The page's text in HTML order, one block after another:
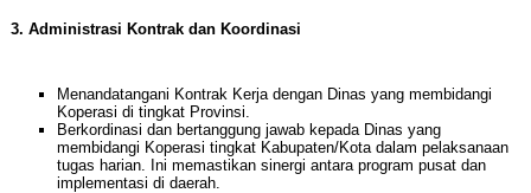
3. Administrasi Kontrak dan Koordinasi
Menandatangani Kontrak Kerja dengan Dinas yang membidangi
Koperasi di tingkat Provinsi.
Berkordinasi dan bertanggung jawab kepada Dinas yang
membidangi Koperasi tingkat Kabupaten/Kota dalam pelaksanaan
tugas harian. Ini memastikan sinergi antara program pusat dan
implementasi di daerah.